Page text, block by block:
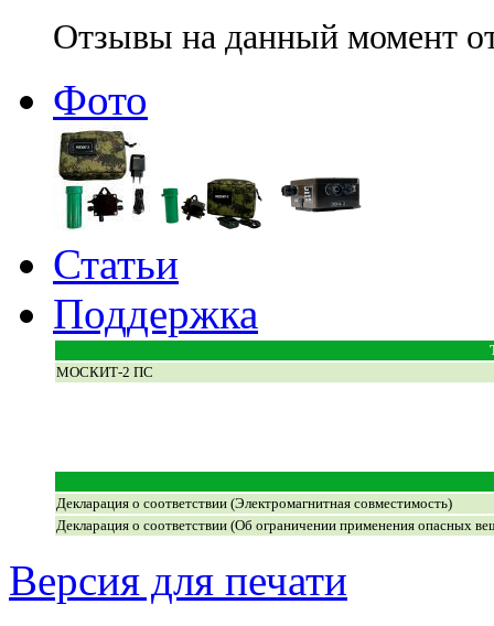
Отзывы на данный момент
Фото
Статьи
Поддержка
МОСКИТ-2 ПС
Декларация о соответствии (Электромагнитная совместимость)
Декларация о соответствии (Об ограничении применения опасных
Версия для печати